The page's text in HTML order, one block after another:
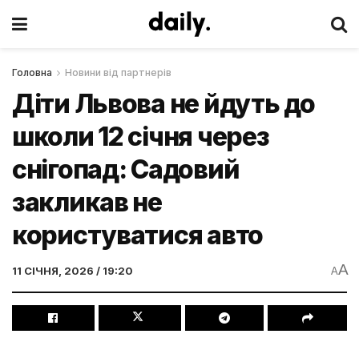
Головна Новини від партнерів
Діти Львова не йдуть до
школи 12 січня через
снігопад: Садовий
закликав не
користуватися авто
11 СІЧНЯ, 2026 / 19:20 AA